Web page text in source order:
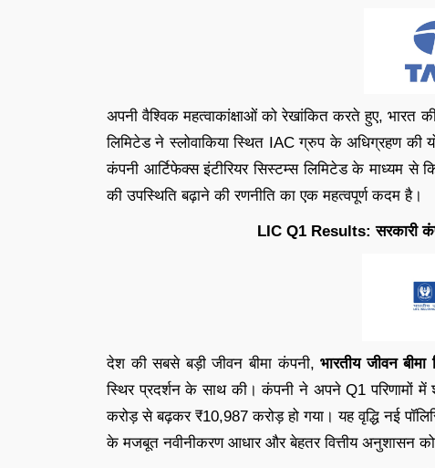
अपनी वैश्विक महत्वाकांक्षाओं को रेखांकित करते हुए, भारत
लिमिटेड ने स्लोवाकिया स्थित IAC ग्रुप के अधिग्रहण की
कंपनी आर्टिफेक्स इंटीरियर सिस्टम्स लिमिटेड के माध्यम से
की उपस्थिति बढ़ाने की रणनीति का एक महत्वपूर्ण कदम है।
LIC Q1 Results: सरकारी
देश की सबसे बड़ी जीवन बीमा कंपनी,भारतीय जीवन
स्थिर प्रदर्शन के साथ की। कंपनी ने अपने Q1 परिणामों में
करोड़ से बढ़कर ₹10,987 करोड़ हो गया। यह वृद्धि नई
के मजबूत नवीनीकरण आधार और बेहतर वित्तीय अनुशासन को